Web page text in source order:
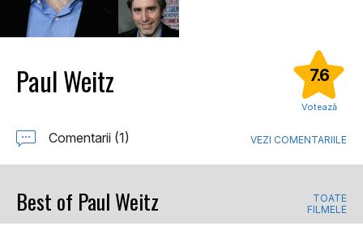
Paul Weitz 7.6
Votează
Comentarii (1) VEZI COMENTARIILE
Best of Paul Weitz
TOATE
FILMELE